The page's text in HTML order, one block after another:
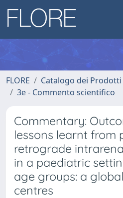
FLORE Catalogo dei Prodotti
3e - Commento scientifico
Commentary:
lessons learnt from
retrograde
in a paediatric
age groups: a
centres